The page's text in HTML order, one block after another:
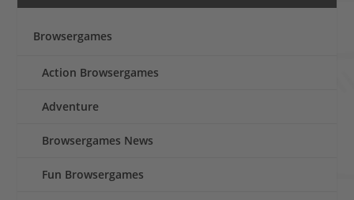
Browsergames
Action Browsergames
Adventure
Browsergames News
Fun Browsergames